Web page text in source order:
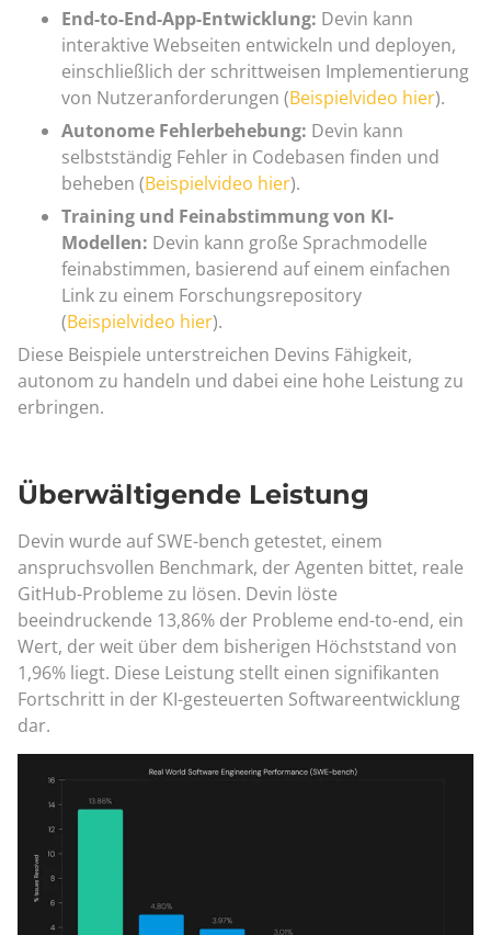
End-to-End-App-Entwicklung: Devin kann
interaktive Webseiten entwickeln und deployen,
einschließlich der schrittweisen Implementierung
von Nutzeranforderungen (Beispielvideo hier).
Autonome Fehlerbehebung: Devin kann
selbstständig Fehler in Codebasen finden und
beheben (Beispielvideo hier).
Training und Feinabstimmung von KI-
Modellen: Devin kann große Sprachmodelle
feinabstimmen, basierend auf einem einfachen
Link zu einem Forschungsrepository
(Beispielvideo hier).
Diese Beispiele unterstreichen Devins Fähigkeit,
autonom zu handeln und dabei eine hohe Leistung zu
erbringen.
Überwältigende Leistung
Devin wurde auf SWE-bench getestet, einem
anspruchsvollen Benchmark, der Agenten bittet, reale
GitHub-Probleme zu lösen. Devin löste
beeindruckende 13,86% der Probleme end-to-end, ein
Wert, der weit über dem bisherigen Höchststand von
1,96% liegt. Diese Leistung stellt einen signifikanten
Fortschritt in der KI-gesteuerten Softwareentwicklung
dar.